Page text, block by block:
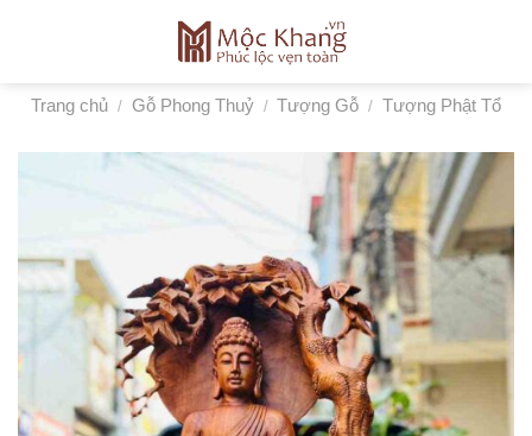
Trang chủ / Gỗ Phong Thuỷ / Tượng Gỗ / Tượng Phật Tổ